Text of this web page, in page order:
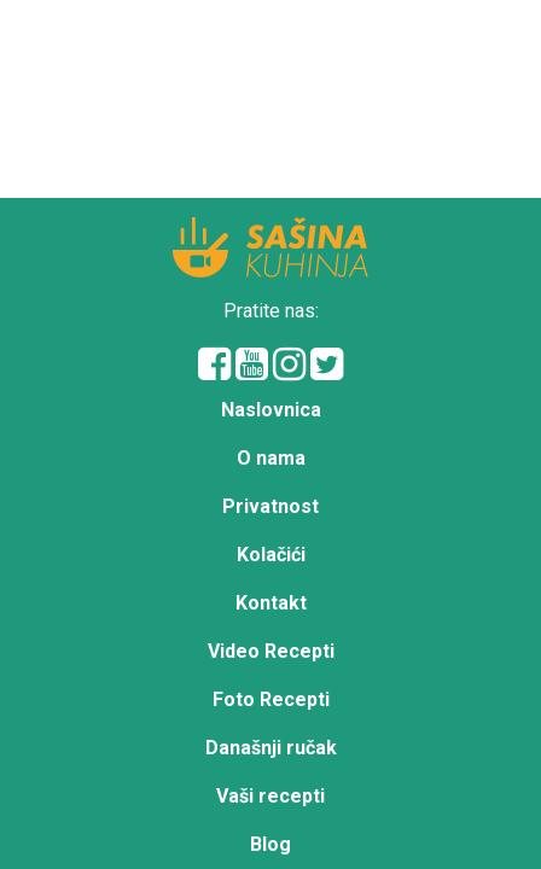
Pratite nas:
Naslovnica
O nama
Privatnost
Kolačići
Kontakt
Video Recepti
Foto Recepti
Današnji ručak
Vaši recepti
Blog